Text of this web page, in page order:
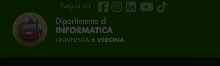
Segui su